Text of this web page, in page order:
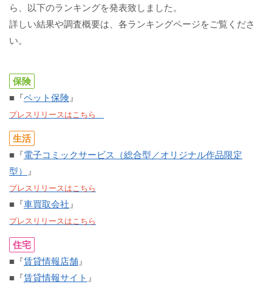
ら、以下のランキングを発表致しました。
詳しい結果や調査概要は、各ランキングページをご覧くださ
い。
保険
■『ペット保険』
プレスリリースはこちら
生活
■『電子コミックサービス（総合型／オリジナル作品限定
型）
』
プレスリリースはこちら
■『車買取会社 』
プレスリリースはこちら
住宅
■『賃貸情報店舗』
■『賃貸情報サイト 』